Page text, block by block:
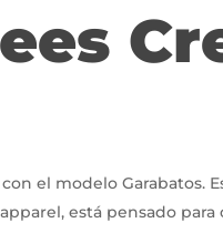
el modelo Garabatos.
está pensado para